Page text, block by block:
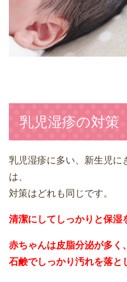
乳児湿疹の対策
乳児湿疹に多い、新生児に
は、
対策はどれも同じです。
清潔にしてしっかりと保湿
赤ちゃんは皮脂分泌が多く
石鹸でしっかり汚れを落と